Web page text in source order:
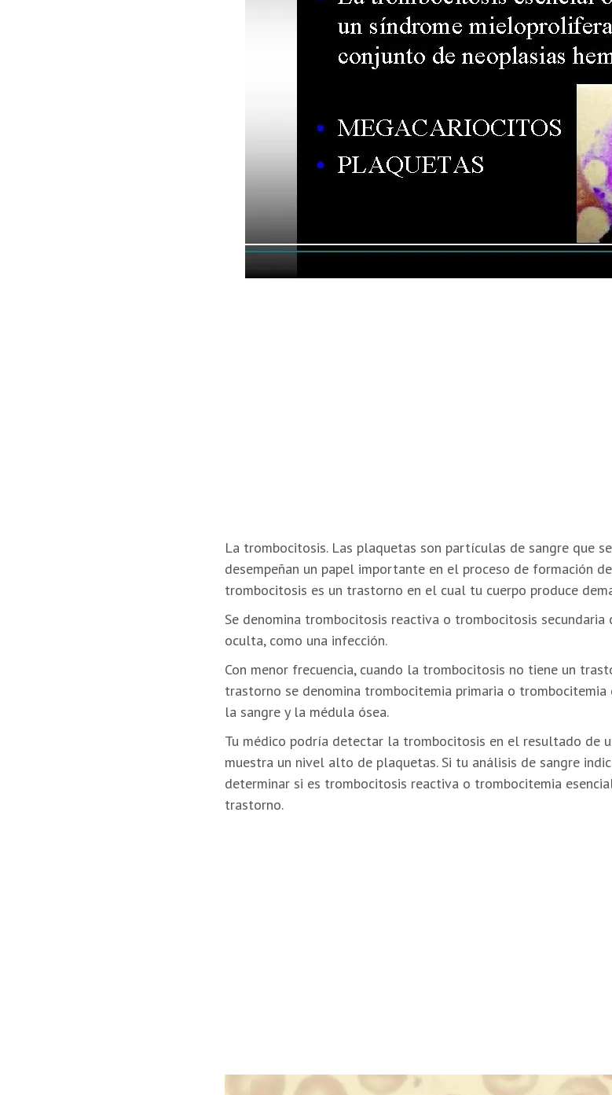
La trombocitosis. Las plaquetas son partículas de sangre que
desempeñan un papel importante en el proceso de formación
trombocitosis es un trastorno en el cual tu cuerpo produce
Se denomina trombocitosis reactiva o trombocitosis secundaria
oculta, como una infección.
Con menor frecuencia, cuando la trombocitosis no tiene un
trastorno se denomina trombocitemia primaria o trombocitemia
la sangre y la médula ósea.
Tu médico podría detectar la trombocitosis en el resultado de
muestra un nivel alto de plaquetas. Si tu análisis de sangre
determinar si es trombocitosis reactiva o trombocitemia
trastorno.